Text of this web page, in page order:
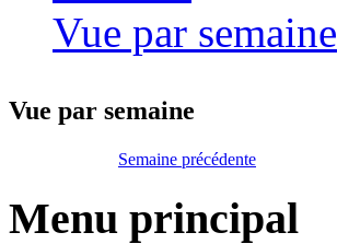
Vue par semaine
Vue par semaine
Semaine précédente
Menu principal